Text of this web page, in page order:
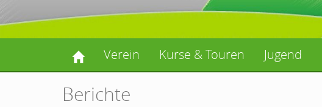
Verein Kurse & Touren Jugend
Berichte